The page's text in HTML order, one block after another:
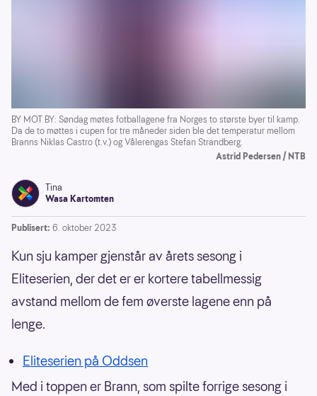
BY MOT BY: Søndag møtes fotballagene fra Norges to største byer til kamp.
Da de to møttes i cupen for tre måneder siden ble det temperatur mellom
Branns Niklas Castro (t.v.) og Vålerengas Stefan Strandberg.
Astrid Pedersen / NTB
Tina
Wasa Kartomten
Publisert: 6. oktober 2023
Kun sju kamper gjenstår av årets sesong i
Eliteserien, der det er er kortere tabellmessig
avstand mellom de fem øverste lagene enn på
lenge.
Eliteserien på Oddsen
Med i toppen er Brann, som spilte forrige sesong i